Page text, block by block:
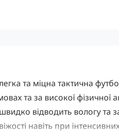
та міцна тактична
та за високої фізичної
відводить вологу та
навіть при